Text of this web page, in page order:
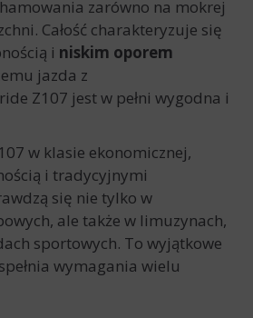
zarówno na mokrej
Całość charakteryzuje się
i niskim oporem
jazda z
Z107 jest w pełni wygodna i
w klasie ekonomicznej,
i tradycyjnymi
się nie tylko w
ale także w limuzynach,
sportowych. To wyjątkowe
wymagania wielu